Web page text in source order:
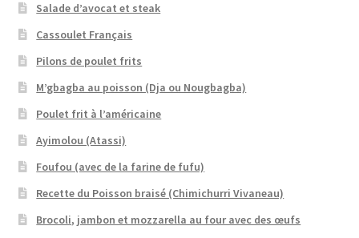
Salade d’avocat et steak
Cassoulet Français
Pilons de poulet frits
M’gbagba au poisson (Dja ou Nougbagba)
Poulet frit à l’américaine
Ayimolou (Atassi)
Foufou (avec de la farine de fufu)
Recette du Poisson braisé (Chimichurri Vivaneau)
Brocoli, jambon et mozzarella au four avec des œufs